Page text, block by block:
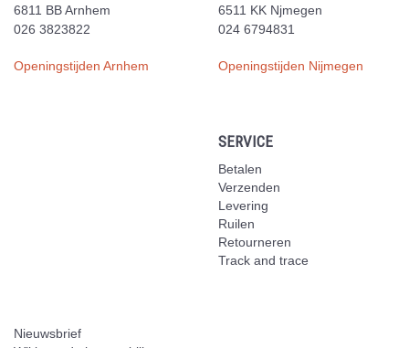
6811 BB Arnhem
026 3823822
Openingstijden Arnhem
6511 KK Njmegen
024 6794831
Openingstijden Nijmegen
SERVICE
Betalen
Verzenden
Levering
Ruilen
Retourneren
Track and trace
Nieuwsbrief